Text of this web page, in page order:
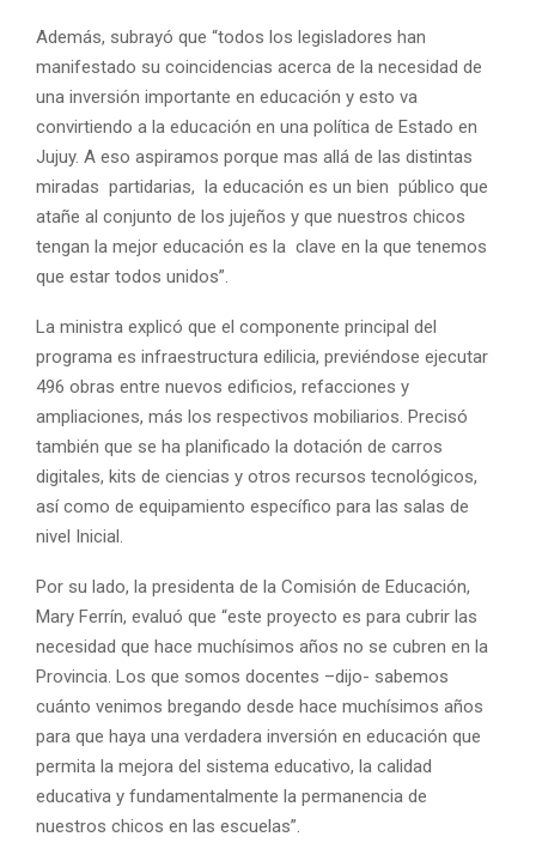
Además, subrayó que “todos los legisladores han
manifestado su coincidencias acerca de la necesidad de
una inversión importante en educación y esto va
convirtiendo a la educación en una política de Estado en
Jujuy. A eso aspiramos porque mas allá de las distintas
miradas partidarias, la educación es un bien público que
atañe al conjunto de los jujeños y que nuestros chicos
tengan la mejor educación es la clave en la que tenemos
que estar todos unidos”.
La ministra explicó que el componente principal del
programa es infraestructura edilicia, previéndose ejecutar
496 obras entre nuevos edificios, refacciones y
ampliaciones, más los respectivos mobiliarios. Precisó
también que se ha planificado la dotación de carros
digitales, kits de ciencias y otros recursos tecnológicos,
así como de equipamiento específico para las salas de
nivel Inicial.
Por su lado, la presidenta de la Comisión de Educación,
Mary Ferrín, evaluó que “este proyecto es para cubrir las
necesidad que hace muchísimos años no se cubren en la
Provincia. Los que somos docentes –dijo- sabemos
cuánto venimos bregando desde hace muchísimos años
para que haya una verdadera inversión en educación que
permita la mejora del sistema educativo, la calidad
educativa y fundamentalmente la permanencia de
nuestros chicos en las escuelas”.